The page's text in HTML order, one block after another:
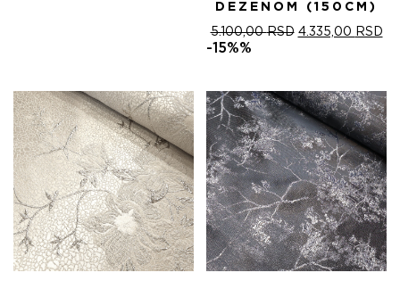
DEZENOM (150CM)
5.100,00RSD ОРИГИНАЛНА
5.100,00 RSD.
4.335,00 RSD
-15%%